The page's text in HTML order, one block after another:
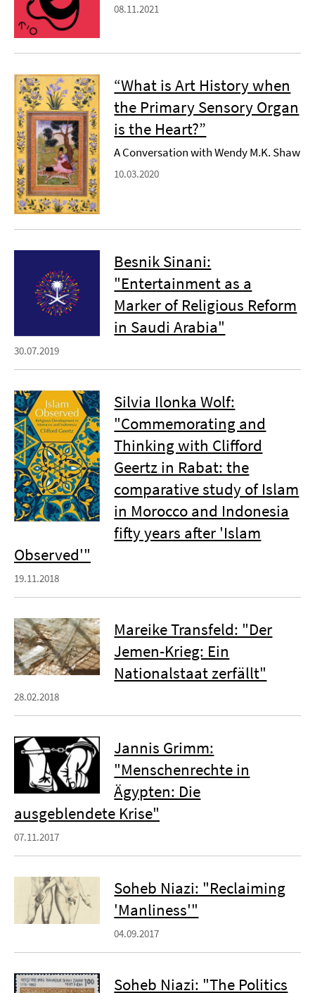
08.11.2021
“What is Art History when
the Primary Sensory Organ
is the Heart?”
A Conversation with Wendy M.K. Shaw
10.03.2020
Besnik Sinani:
"Entertainment as a
Marker of Religious Reform
in Saudi Arabia"
30.07.2019
Silvia Ilonka Wolf:
"Commemorating and
Thinking with Clifford
Geertz in Rabat: the
comparative study of Islam
in Morocco and Indonesia
fifty years after 'Islam
Observed'"
19.11.2018
Mareike Transfeld: "Der
Jemen-Krieg: Ein
Nationalstaat zerfällt"
28.02.2018
Jannis Grimm:
"Menschenrechte in
Ägypten: Die
ausgeblendete Krise"
07.11.2017
Soheb Niazi: "Reclaiming
'Manliness'"
04.09.2017
Soheb Niazi: "The Politics